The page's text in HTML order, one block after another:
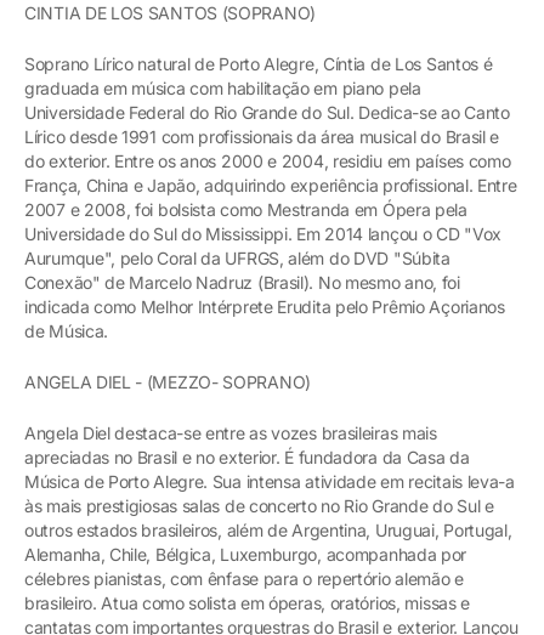
CINTIA DE LOS SANTOS (SOPRANO)
Soprano Lírico natural de Porto Alegre, Cíntia de Los Santos é
graduada em música com habilitação em piano pela
Universidade Federal do Rio Grande do Sul. Dedica-se ao Canto
Lírico desde 1991 com profissionais da área musical do Brasil e
do exterior. Entre os anos 2000 e 2004, residiu em países como
França, China e Japão, adquirindo experiência profissional. Entre
2007 e 2008, foi bolsista como Mestranda em Ópera pela
Universidade do Sul do Mississippi. Em 2014 lançou o CD "Vox
Aurumque", pelo Coral da UFRGS, além do DVD "Súbita
Conexão" de Marcelo Nadruz (Brasil). No mesmo ano, foi
indicada como Melhor Intérprete Erudita pelo Prêmio Açorianos
de Música.
ANGELA DIEL - (MEZZO- SOPRANO)
Angela Diel destaca-se entre as vozes brasileiras mais
apreciadas no Brasil e no exterior. É fundadora da Casa da
Música de Porto Alegre. Sua intensa atividade em recitais leva-a
às mais prestigiosas salas de concerto no Rio Grande do Sul e
outros estados brasileiros, além de Argentina, Uruguai, Portugal,
Alemanha, Chile, Bélgica, Luxemburgo, acompanhada por
célebres pianistas, com ênfase para o repertório alemão e
brasileiro. Atua como solista em óperas, oratórios, missas e
cantatas com importantes orquestras do Brasil e exterior. Lançou